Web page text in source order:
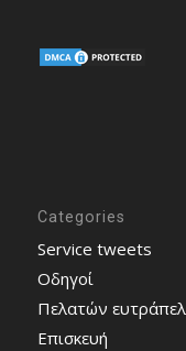
Categories
Service tweets
Οδηγοί
Πελατών
Επισκευή